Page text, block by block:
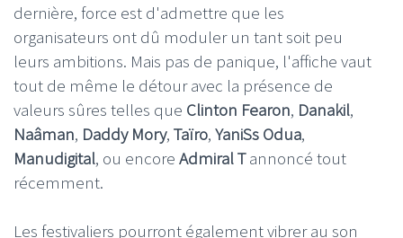
dernière, force est d'admettre que les
organisateurs ont dû moduler un tant soit peu
leurs ambitions. Mais pas de panique, l'affiche vaut
tout de même le détour avec la présence de
valeurs sûres telles que Clinton Fearon, Danakil,
Naâman, Daddy Mory, Taïro, YaniSs Odua,
Manudigital, ou encore Admiral Tannoncé tout
récemment.
Les festivaliers pourront également vibrer au son